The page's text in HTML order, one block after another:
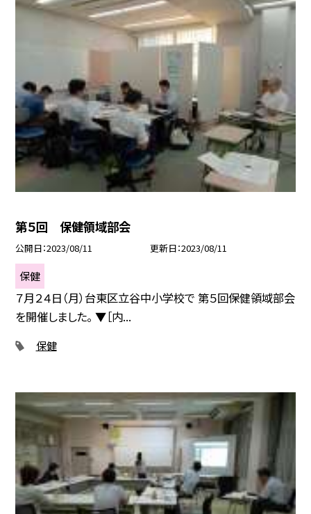
第５回 保健領域部会
公開日 2023/08/11 更新日 2023/08/11
保健
７月２４日（月）台東区立谷中小学校で 第５回保健領域部会
を開催しました。 ▼［内...
保健